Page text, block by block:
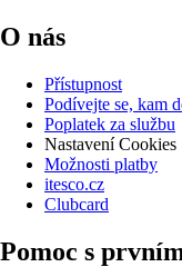
O nás
Přístupnost
Podívejte se, kam
Poplatek za službu
Nastavení Cookies
Možnosti platby
itesco.cz
Clubcard
Pomoc s